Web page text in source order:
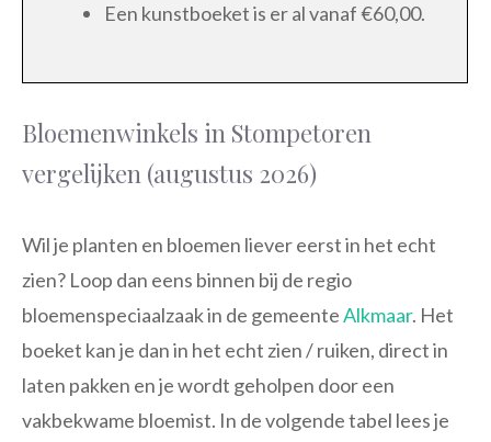
Een kunstboeket is er al vanaf €60,00.
Bloemenwinkels in Stompetoren
vergelijken (augustus 2026)
Wil je planten en bloemen liever eerst in het echt
zien? Loop dan eens binnen bij de regio
bloemenspeciaalzaak in de gemeenteAlkmaar. Het
boeket kan je dan in het echt zien / ruiken, direct in
laten pakken en je wordt geholpen door een
vakbekwame bloemist. In de volgende tabel lees je